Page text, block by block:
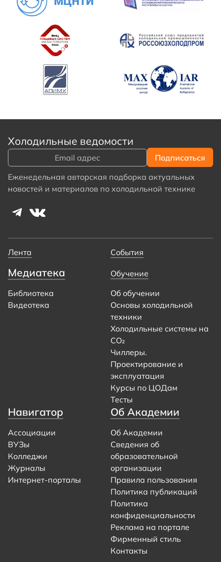
Холодильные ведомости
Еженедельная авторская подборка актуальных
новостей и материалов по холодильной технике
Лента События
Медиатека
Библиотека
Видеотека
Обучение
Об обучении
Основы холодильной
техники
Холодильные системы на
CO₂
Чиллеры.
Проектирование и
эксплуатация
Курсы по ЦОДам
Тесты
Навигатор
Ассоциации
ВУЗы
Колледжи
Журналы
Интернет-порталы
Об Академии
Об Академии
Сведения об
образовательной
организации
Правила пользования
Политика публикаций
Политика
конфиденциальности
Реклама на портале
Фирменный стиль
Контакты